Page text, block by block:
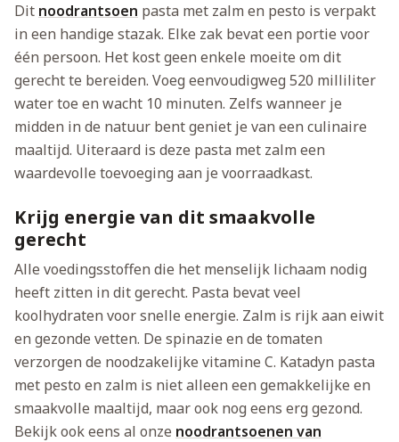
Dit noodrantsoen pasta met zalm en pesto is verpakt
in een handige stazak. Elke zak bevat een portie voor
één persoon. Het kost geen enkele moeite om dit
gerecht te bereiden. Voeg eenvoudigweg 520 milliliter
water toe en wacht 10 minuten. Zelfs wanneer je
midden in de natuur bent geniet je van een culinaire
maaltijd. Uiteraard is deze pasta met zalm een
waardevolle toevoeging aan je voorraadkast.
Krijg energie van dit smaakvolle
gerecht
Alle voedingsstoffen die het menselijk lichaam nodig
heeft zitten in dit gerecht. Pasta bevat veel
koolhydraten voor snelle energie. Zalm is rijk aan eiwit
en gezonde vetten. De spinazie en de tomaten
verzorgen de noodzakelijke vitamine C. Katadyn pasta
met pesto en zalm is niet alleen een gemakkelijke en
smaakvolle maaltijd, maar ook nog eens erg gezond.
Bekijk ook eens al onze noodrantsoenen van